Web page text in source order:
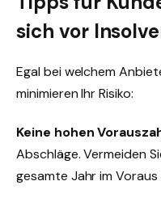
sich vor
Egal bei welchem
minimieren Ihr Risiko:
Keine hohen
Abschläge. Vermeiden
gesamte Jahr im Voraus